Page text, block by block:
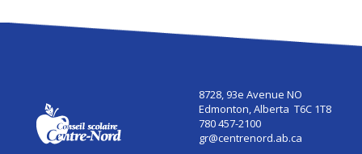
8728, 93e Avenue NO
Edmonton, Alberta T6C 1T8
780 457-2100
gr@centrenord.ab.ca